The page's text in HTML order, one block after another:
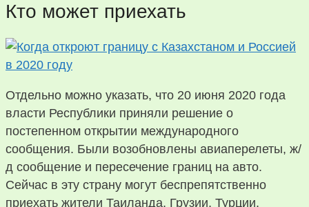
Кто может приехать
Отдельно можно указать, что 20 июня 2020 года
власти Республики приняли решение о
постепенном открытии международного
сообщения. Были возобновлены авиаперелеты, ж/
д сообщение и пересечение границ на авто.
Сейчас в эту страну могут беспрепятственно
приехать жители Таиланда, Грузии, Турции,